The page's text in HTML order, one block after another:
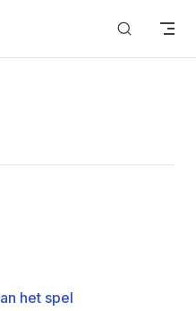
het spel